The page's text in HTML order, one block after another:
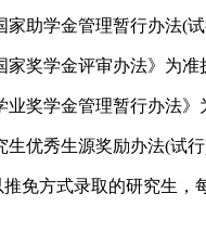
助学金管理暂行办法(
奖学金评审办法》为
奖学金管理暂行办法》
优秀生源奖励办法(试
免方式录取的研究生